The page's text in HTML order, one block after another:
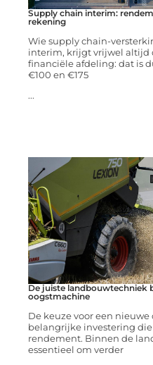
Supply chain interim:
rekening
Wie supply chain-
interim, krijgt vrijwel altijd
financiële afdeling: dat is
€100 en €175
...
De juiste landbouwtechniek
oogstmachine
De keuze voor een
belangrijke investering
rendement. Binnen de
essentieel om verder